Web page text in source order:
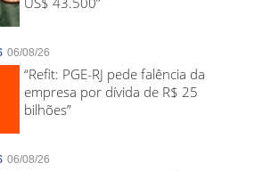
06/08/26
“Refit: PGE-RJ pede falência da
empresa por dívida de R$ 25
bilhões”
06/08/26